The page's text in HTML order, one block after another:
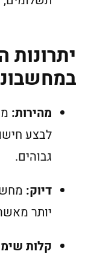
מהירות:
לבצע
גבוהים.
דיוק:
יותר
קלות